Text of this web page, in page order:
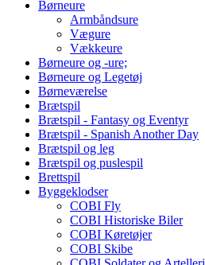
Børneure
Armbåndsure
Vægure
Vækkeure
Børneure og -ure;
Børneure og Legetøj
Børneværelse
Brætspil
Brætspil - Fantasy og Eventyr
Brætspil - Spanish Another Day
Brætspil og leg
Brætspil og puslespil
Brettspil
Byggeklodser
COBI Fly
COBI Historiske Biler
COBI Køretøjer
COBI Skibe